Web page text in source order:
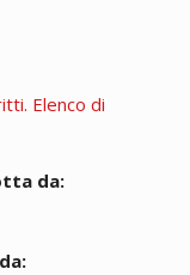
Elenco di
da: